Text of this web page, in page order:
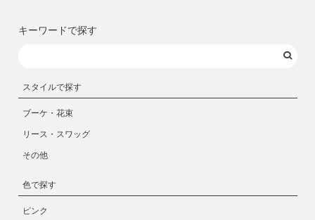
キーワードで探す
スタイルで探す
ブーケ・花束
リース・スワッグ
その他
色で探す
ピンク